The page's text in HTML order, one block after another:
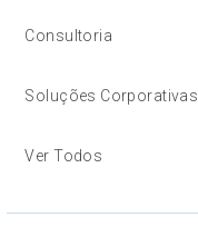
Consultoria
Soluções Corporativas
Ver Todos